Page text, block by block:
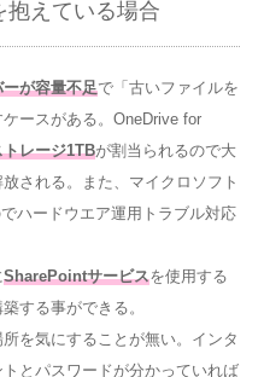
抱えている場合
が容量不足で「古いファイルを
ースがある。OneDrive for
レージ1TBが割当られるので大
される。また、マイクロソフト
ハードウエア運用トラブル対応
SharePointサービスを使用する
する事ができる。
を気にすることが無い。インタ
とパスワードが分かっていれば